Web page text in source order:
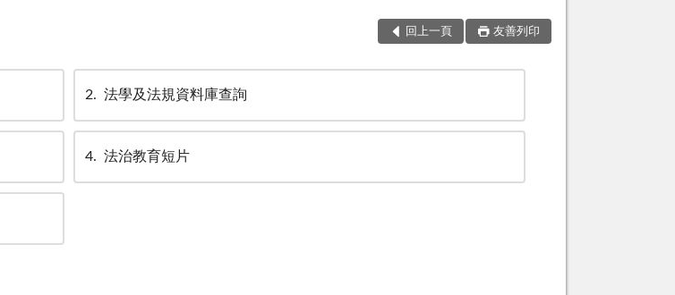
回上一頁 友善列印
2 法學及法規資料庫查詢
4 法治教育短片